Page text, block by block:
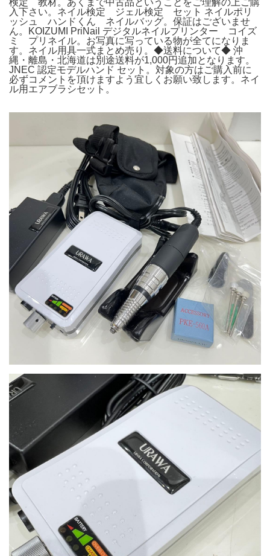
入下さい。ネイル検定 ジェル検定 セット ネイルポリ
ッシュ ハンドくん ネイルバッグ。保証はございませ
ん。KOIZUMI PriNail デジタルネイルプリンター コイズ
ミ プリネイル。お写真に写っている物が全てになりま
す。ネイル用具一式まとめ売り。◆送料について◆ 沖
縄・離島・北海道は別途送料が1,000円追加となります。
JNEC 認定モデルハンド セット。対象の方はご購入前に
必ずコメントを頂けますよう宜しくお願い致します。ネイ
ル用エアブラシセット。